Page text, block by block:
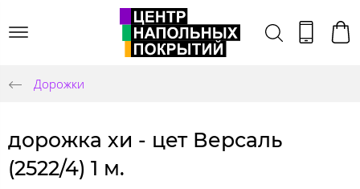
Дорожки
дорожка хи - цет Версаль
(2522/4) 1 м.